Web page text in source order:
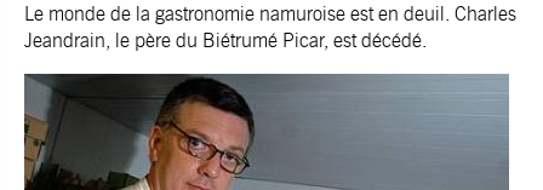
Le monde de la gastronomie namuroise est en deuil. Charles
Jeandrain, le père du Biétrumé Picar, est décédé.